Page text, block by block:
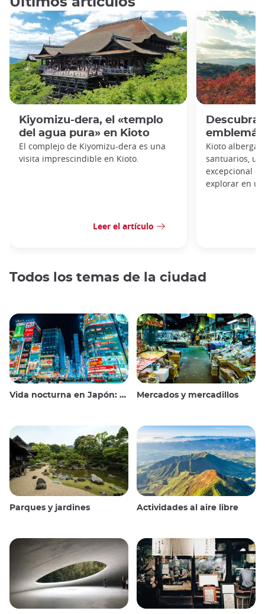
Kiyomizu-dera, el «templo
del agua pura» en Kioto
El complejo de Kiyomizu-dera es una
visita imprescindible en Kioto.
Leer el artículo
Descubra
Kioto alberga
santuarios,
excepcional
explorar en
Todos los temas de la ciudad
Vida nocturna en Japón: salir, ver y beber Mercados y mercadillos
Parques y jardines Actividades al aire libre